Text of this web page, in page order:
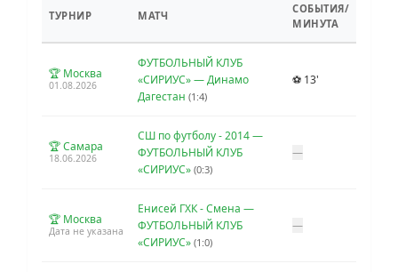
ТУРНИР МАТЧ
СОБЫТИЯ/
МИНУТА
🏆 Москва
01.08.2026
ФУТБОЛЬНЫЙ КЛУБ
«СИРИУС» — Динамо
Дагестан (1:4)
⚽ 13'
🏆 Самара
18.06.2026
СШ по футболу - 2014 —
ФУТБОЛЬНЫЙ КЛУБ
«СИРИУС» (0:3)
—
🏆 Москва
Дата не указана
Енисей ГХК - Смена —
ФУТБОЛЬНЫЙ КЛУБ
«СИРИУС» (1:0)
—